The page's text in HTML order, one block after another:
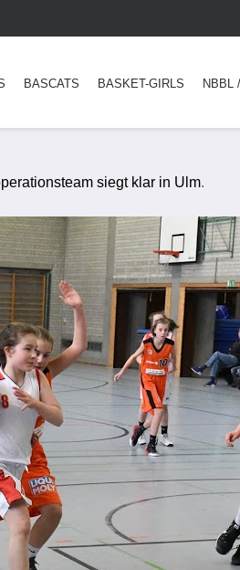
BASCATS BASKET-GIRLS NBBL
siegt klar in Ulm.